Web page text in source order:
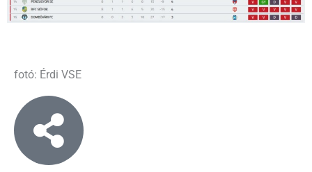
fotó: Érdi VSE